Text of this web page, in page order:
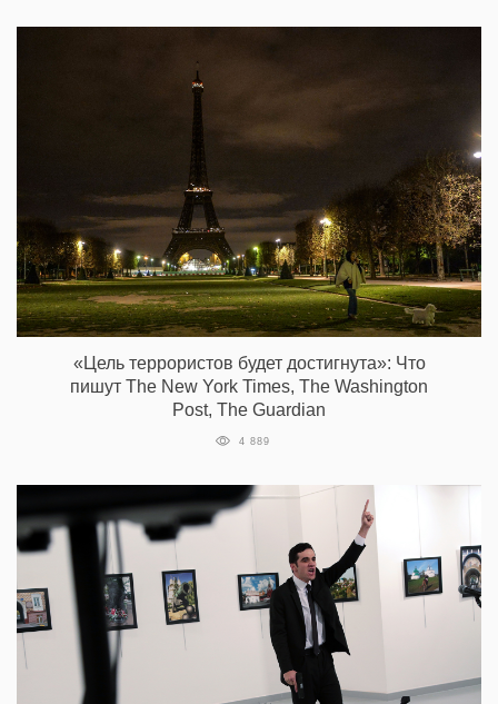
«Цель террористов будет достигнута»: Что
пишут The New York Times, The Washington
Post, The Guardian
4 889